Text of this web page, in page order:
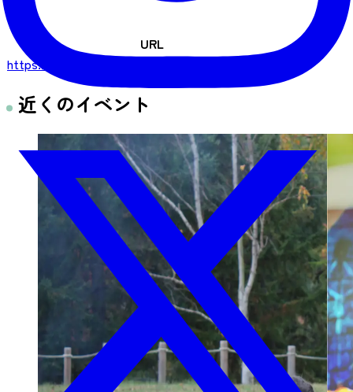
URL
https://www.sandoterrace.jp/
近くのイベント